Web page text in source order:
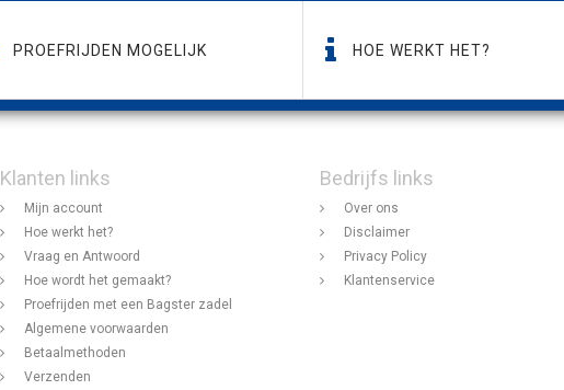
PROEFRIJDEN MOGELIJK HOE WERKT HET?
Klanten links
Mijn account
Hoe werkt het?
Vraag en Antwoord
Hoe wordt het gemaakt?
Proefrijden met een Bagster zadel
Algemene voorwaarden
Betaalmethoden
Verzenden
Bedrijfs links
Over ons
Disclaimer
Privacy Policy
Klantenservice